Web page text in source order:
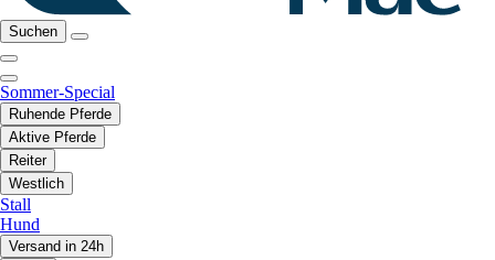
Suchen
Sommer-Special
Ruhende Pferde
Aktive Pferde
Reiter
Westlich
Stall
Hund
Versand in 24h